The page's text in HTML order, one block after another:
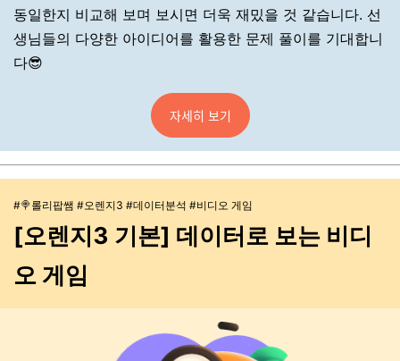
동일한지 비교해 보며 보시면 더욱 재밌을 것 같습니다. 선
생님들의 다양한 아이디어를 활용한 문제 풀이를 기대합니
다😎
자세히 보기
#🍭롤리팝쌤 #오렌지3 #데이터분석 #비디오 게임
[오렌지3 기본] 데이터로 보는 비디
오 게임